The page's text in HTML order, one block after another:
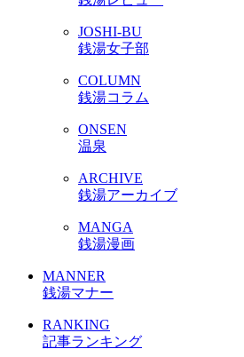
JOSHI-BU
銭湯女子部
COLUMN
銭湯コラム
ONSEN
温泉
ARCHIVE
銭湯アーカイブ
MANGA
銭湯漫画
MANNER
銭湯マナー
RANKING
記事ランキング